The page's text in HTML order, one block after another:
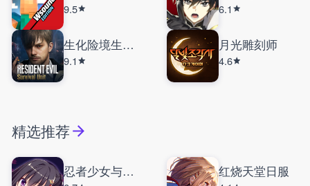
9.5 6.1
生化险境生存兵种
9.1
月光雕刻师
4.6
精选推荐
忍者少女与都市妖团 红烧天堂日服